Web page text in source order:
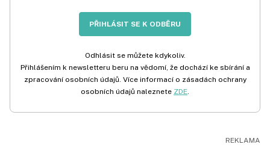
PŘIHLÁSIT SE K ODBĚRU
Odhlásit se můžete kdykoliv.
Přihlášením k newsletteru beru na vědomí, že dochází ke sbírání a
zpracování osobních údajů. Více informací o zásadách ochrany
osobních údajů naleznete ZDE.